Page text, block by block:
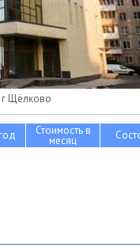
г Щёлково
Стоимость в
месяц